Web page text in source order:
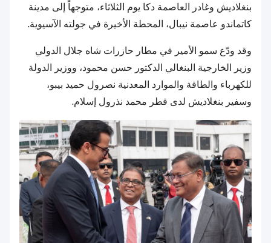
بنغلاديش وغادر العاصمة دكا يوم الثلاثاء، متوجهاً إلى مدينة
كاتماندو عاصمة نيبال، المحطة الأخيرة في جولته الآسيوية.
وقد ودّع سمو الأمير في مطار حازرات شاه جلال الدولي
وزير الخارجية البنغالي الدكتور حسن محمود، ووزير الدولة
للكهرباء والطاقة والموارد المعدنية نصرول حميد بيبو،
وسفير بنغلاديش لدى قطر محمد نذرول إسلام.